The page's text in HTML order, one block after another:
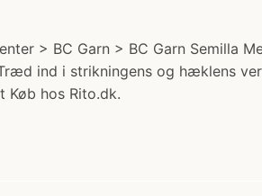
> BC Garn > BC Garn Semilla
ind i strikningens og hæklens
Køb hos Rito.dk.